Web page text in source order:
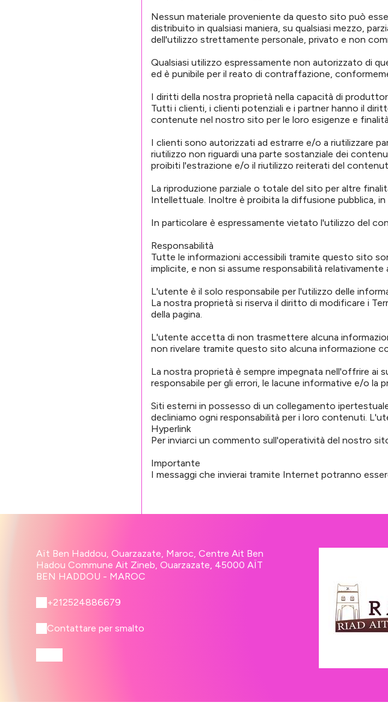
Nessun materiale proveniente da questo sito può
distribuito in qualsiasi maniera, su qualsiasi mezzo,
dell'utilizzo strettamente personale, privato e non
Qualsiasi utilizzo espressamente non autorizzato di
ed è punibile per il reato di contraffazione,
I diritti della nostra proprietà nella capacità di
Tutti i clienti, i clienti potenziali e i partner hanno il
contenute nel nostro sito per le loro esigenze e
I clienti sono autorizzati ad estrarre e/o a riutilizzare
riutilizzo non riguardi una parte sostanziale dei
proibiti l'estrazione e/o il riutilizzo reiterati del
La riproduzione parziale o totale del sito per altre
Intellettuale. Inoltre è proibita la diffusione pubblica,
In particolare è espressamente vietato l'utilizzo del
Responsabilità
Tutte le informazioni accessibili tramite questo sito
implicite, e non si assume responsabilità relativamente
L'utente è il solo responsabile per l'utilizzo delle
La nostra proprietà si riserva il diritto di modificare i
della pagina.
L'utente accetta di non trasmettere alcuna
non rivelare tramite questo sito alcuna informazione
La nostra proprietà è sempre impegnata nell'offrire ai
responsabile per gli errori, le lacune informative e/o la
Siti esterni in possesso di un collegamento
decliniamo ogni responsabilità per i loro contenuti.
Hyperlink
Per inviarci un commento sull'operatività del nostro
Importante
I messaggi che invierai tramite Internet potranno
Aït Ben Haddou, Ouarzazate, Maroc, Centre Ait Ben
Hadou Commune Ait Zineb, Ouarzazate, 45000 AÏT
BEN HADDOU - MAROC
+212524886679
Contattare per smalto